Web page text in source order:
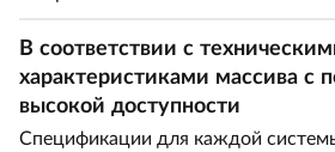
A
сравнении с системой
что делает ее универсальной
которые стремятся найти
производительностью и
В соответствии с
характеристиками массива с
высокой доступности
Спецификации для каждой